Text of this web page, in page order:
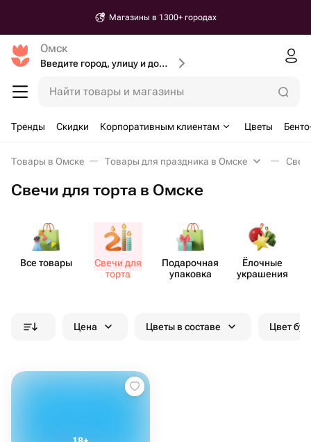
Магазины в 1300+ городах
Омск
Введите город, улицу и дом доставки
Найти товары и магазины
Тренды Скидки Корпоративным клиентам Цветы
Товары в Омске Товары для праздника в Омске
Свечи для торта в Омске
Все товары
Свечи для
торта
Пода​рочная
упаковка
Ёлочные
украшения
Цена Цветы в составе Цвет